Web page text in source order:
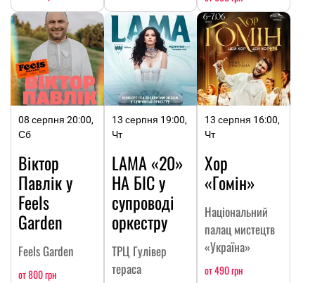
08 серпня 20:00,
Сб
Віктор
Павлік у
Feels
Garden
Feels Garden
от 800 грн
13 серпня 19:00,
Чт
LAMA «20»
НА БІС у
супроводі
оркестру
ТРЦ Гулівер
тераса
13 серпня 16:00,
Чт
Хор
«Гомін»
Національний
палац мистецтв
«Україна»
от 490 грн